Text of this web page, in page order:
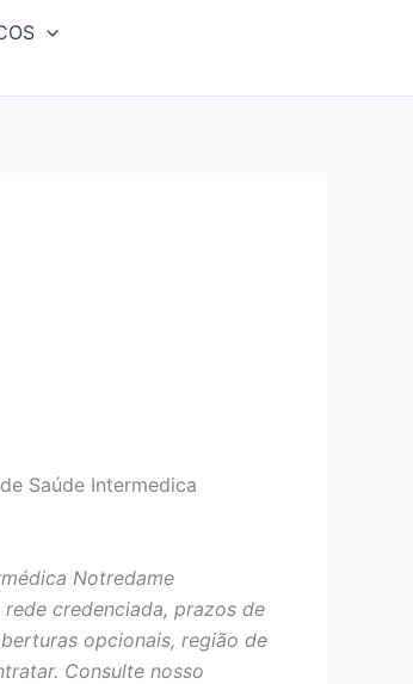
Saúde Intermedica
Notredame
credenciada, prazos de
opcionais, região de
Consulte nosso